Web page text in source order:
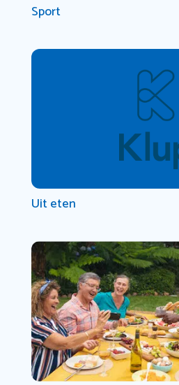
Sport
Uit eten